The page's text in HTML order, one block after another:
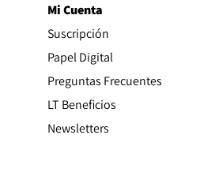
window
Mi Cuenta
Suscripción
Papel Digital
Preguntas Frecuentes
LT Beneficios
Newsletters